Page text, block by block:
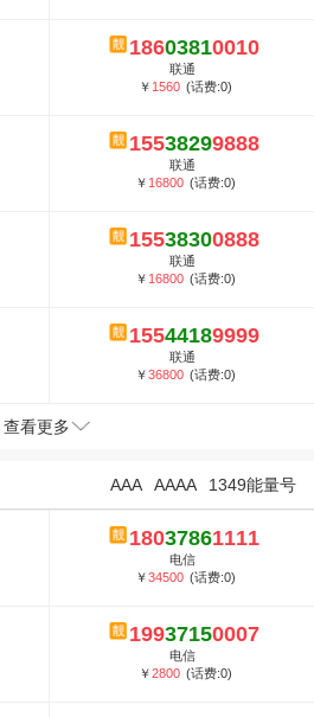
18603810010
联通
￥ 1560 (话费:0)
15538299888
联通
￥ 16800 (话费:0)
15538300888
联通
￥ 16800 (话费:0)
15544189999
联通
￥36800 (话费:0)
查看更多
1349能量号
AAAA
AAA
18037861111
电信
￥34500 (话费:0)
19937150007
电信
￥2800 (话费:0)